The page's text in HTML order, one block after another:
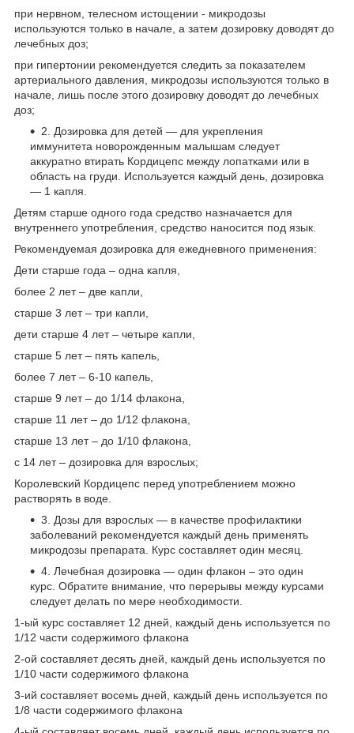
при нервном, телесном истощении - микродозы
используются только в начале, а затем дозировку доводят до
лечебных доз;
при гипертонии рекомендуется следить за показателем
артериального давления, микродозы используются только в
начале, лишь после этого дозировку доводят до лечебных
доз;
2. Дозировка для детей — для укрепления
иммунитета новорожденным малышам следует
аккуратно втирать Кордицепс между лопатками или в
область на груди. Используется каждый день, дозировка
— 1 капля.
Детям старше одного года средство назначается для
внутреннего употребления, средство наносится под язык.
Рекомендуемая дозировка для ежедневного применения:
Дети старше года – одна капля,
более 2 лет – две капли,
старше 3 лет – три капли,
дети старше 4 лет – четыре капли,
старше 5 лет – пять капель,
более 7 лет – 6-10 капель,
старше 9 лет – до 1/14 флакона,
старше 11 лет – до 1/12 флакона,
старше 13 лет – до 1/10 флакона,
с 14 лет – дозировка для взрослых;
Королевский Кордицепс перед употреблением можно
растворять в воде.
3. Дозы для взрослых — в качестве профилактики
заболеваний рекомендуется каждый день применять
микродозы препарата. Курс составляет один месяц.
4. Лечебная дозировка — один флакон – это один
курс. Обратите внимание, что перерывы между курсами
следует делать по мере необходимости.
1-ый курс составляет 12 дней, каждый день используется по
1/12 части содержимого флакона
2-ой составляет десять дней, каждый день используется по
1/10 части содержимого флакона
3-ий составляет восемь дней, каждый день используется по
1/8 части содержимого флакона